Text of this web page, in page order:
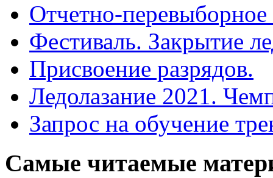
Отчетно-перевыборное
Фестиваль. Закрытие
Присвоение разрядов.
Ледолазание 2021.
Запрос на обучение
Самые читаемые